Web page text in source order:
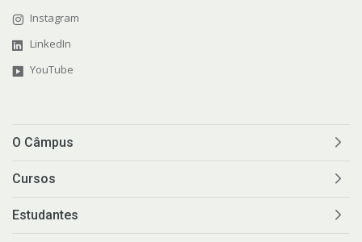
Instagram
LinkedIn
YouTube
O Câmpus
Cursos
Estudantes